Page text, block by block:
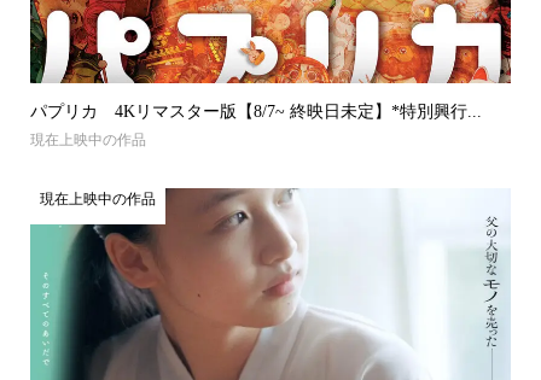
パプリカ 4Kリマスター版【8/7~ 終映日未定】*特別興行...
現在上映中の作品
現在上映中の作品